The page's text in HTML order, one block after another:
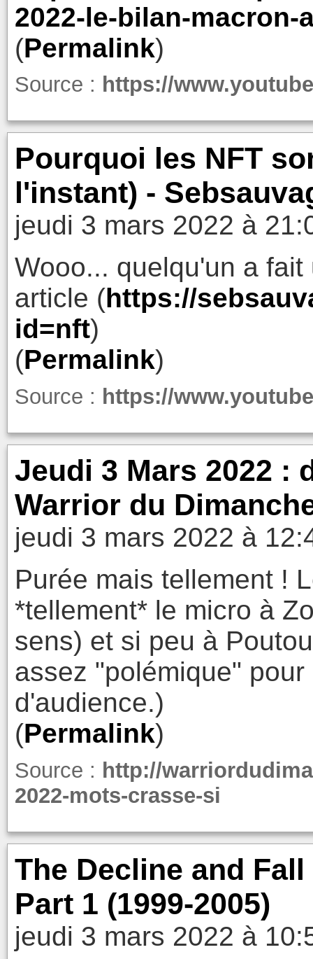
2022-le-bilan-macron-
(Permalink)
Source : https://
Pourquoi les NFT
l'instant) -
jeudi 3 mars 2022 à
Wooo... quelqu'un a
article (https://
id=nft)
(Permalink)
Source : https://
Jeudi 3 Mars 2022 :
Warrior du
jeudi 3 mars 2022 à
Purée mais tellement !
*tellement* le micro à
sens) et si peu à
assez "polémique"
d'audience.)
(Permalink)
Source : http://
2022-mots-crasse-si
The Decline and
Part 1 (1999-2005)
jeudi 3 mars 2022 à